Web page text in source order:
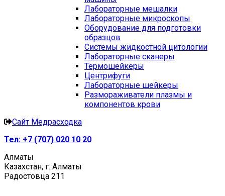
Лабораторные мешалки
Лабораторные микроскопы
Оборудование для подготовки
образцов
Системы жидкостной цитологии
Лабораторные сканеры
Термошейкеры
Центрифуги
Лабораторные шейкеры
Размораживатели плазмы и
компонентов крови
Сайт Медрасходка
Тел: +7 (707) 020 10 20
Алматы
Казахстан, г. Алматы
Радостовца 211